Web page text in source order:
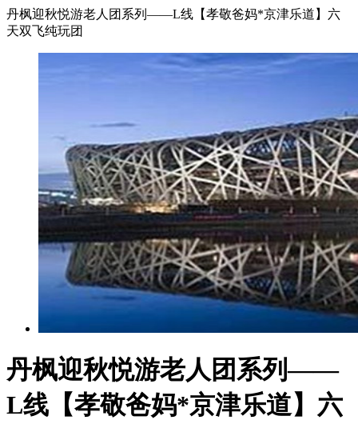
丹枫迎秋悦游老人团系列——L线【孝敬爸妈*京津乐道】六
天双飞纯玩团
丹枫迎秋悦游老人团系列——
L线【孝敬爸妈*京津乐道】六